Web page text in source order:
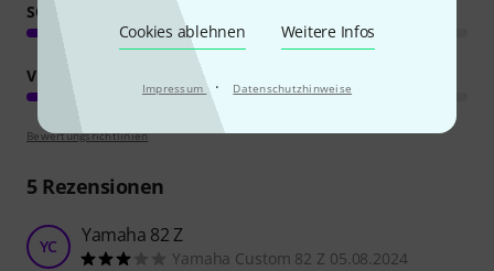
Cookies ablehnen Weitere Infos
Impressum · Datenschutzhinweise
SOUND
VERARBEITUNG
Bewertungsrichtlinien
5Rezensionen
YC Yamaha 82 Z
Yamaha Custom 82 Z 05.08.2024